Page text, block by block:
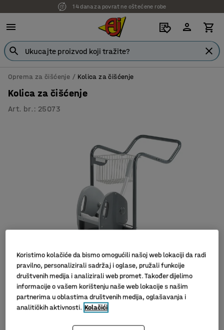
14 dana za povrat ne oštećene robe
7 godina garancije
Oprema za čišćenje Kolica za čišćenje
Kolica za čišćenje
Art. br. : 25073
Koristimo kolačiće da bismo omogućili našoj web lokaciji da radi
pravilno, personalizirali sadržaj i oglase, pružali funkcije
društvenih medija i analizirali web promet. Također dijelimo
informacije o vašem korištenju naše web lokacije s našim
partnerima u oblastima društvenih medija, oglašavanja i
analitičkih aktivnosti. Kolačići